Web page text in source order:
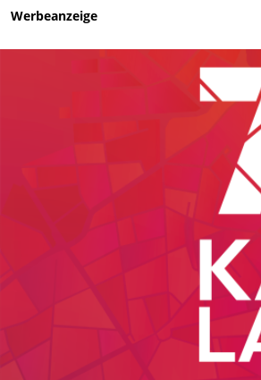
Werbeanzeige